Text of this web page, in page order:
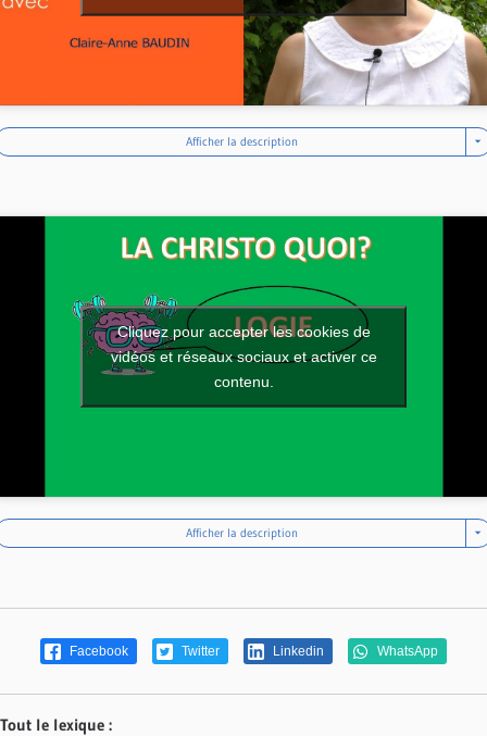
Afficher la description
Cliquez pour accepter les cookies de
vidéos et réseaux sociaux et activer ce
contenu.
Afficher la description
Facebook Twitter Linkedin WhatsApp
Tout le lexique :